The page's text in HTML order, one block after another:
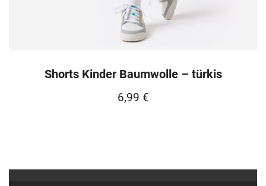
Shorts Kinder Baumwolle – türkis
6,99 €